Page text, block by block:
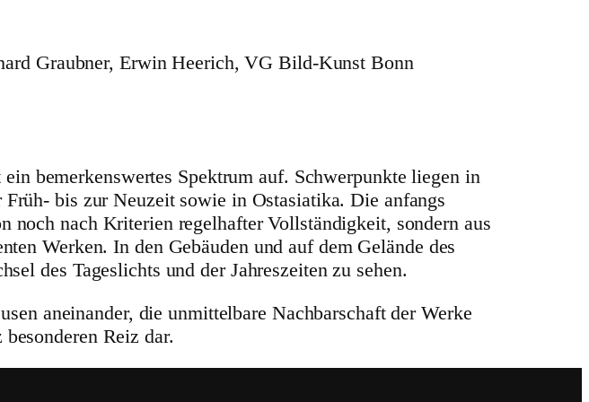
Graubner, Erwin Heerich, VG Bild-Kunst Bonn
bemer­kens­wertes Spektrum auf. Schwer­punkte liegen in
bis zur Neuzeit sowie in Ostasia­tika. Die anfangs
noch nach Kriterien regel­hafter Voll­stän­dig­keit, sondern aus
Werken. In den Gebäuden und auf dem Gelände des
des Tages­lichts und der Jahres­zeiten zu sehen.
anein­ander, die unmit­tel­bare Nach­bar­schaft der Werke
Reiz dar.